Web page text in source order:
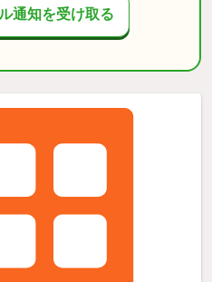
通知を受け取る